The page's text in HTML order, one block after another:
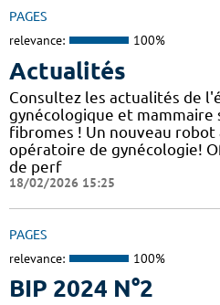
PAGES
relevance: 100%
Actualités
Consultez les actualités de
gynécologique et mammaire
fibromes ! Un nouveau robot
opératoire de gynécologie!
de perf
18/02/2026 15:25
PAGES
relevance: 100%
BIP 2024 N°2